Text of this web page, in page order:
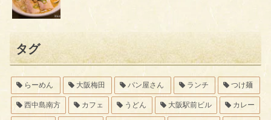
タグ
らーめん 大阪梅田 パン屋さん ランチ つけ麺
西中島南方 カフェ うどん 大阪駅前ビル カレー